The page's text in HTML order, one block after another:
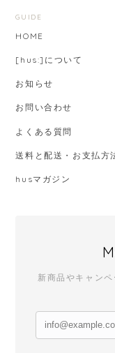
GUIDE
HOME
[hus:]について
お知らせ
お問い合わせ
よくある質問
送料と配送・お支払方
husマガジン
新商品やキャン